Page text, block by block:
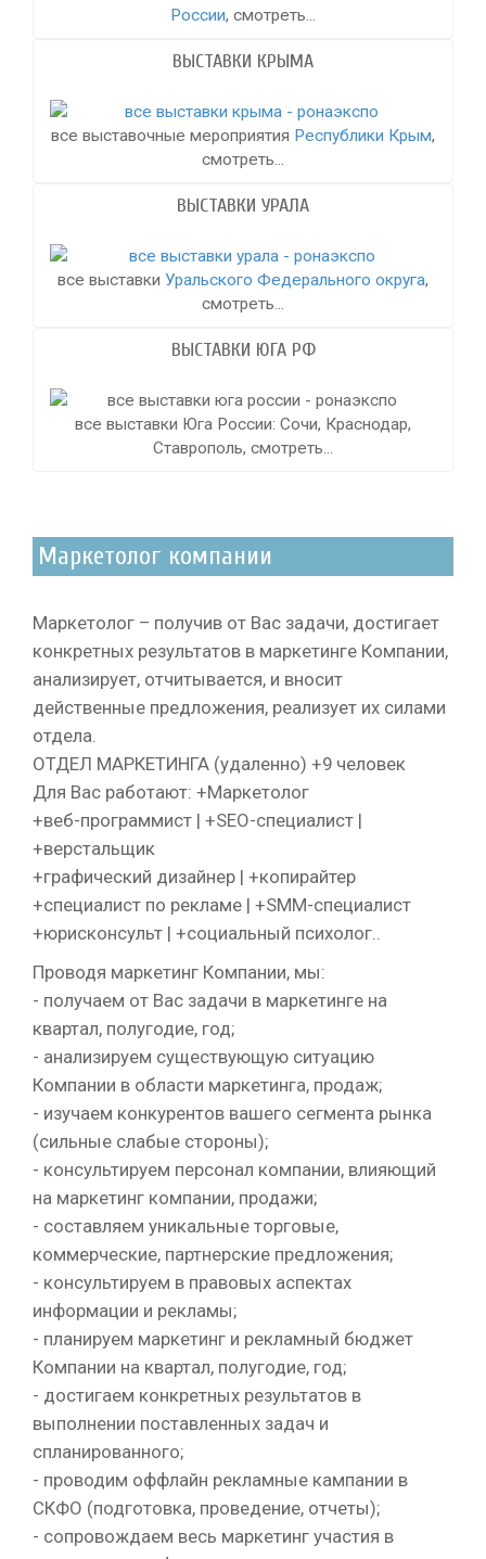
России, смотреть...
ВЫСТАВКИ КРЫМА
все выставочные мероприятия Республики Крым,
смотреть...
ВЫСТАВКИ УРАЛА
все выставки Уральского Федерального округа,
смотреть...
ВЫСТАВКИ ЮГА РФ
все выставки Юга России: Сочи, Краснодар,
Ставрополь, смотреть...
Маркетолог компании
Маркетолог – получив от Вас задачи, достигает
конкретных результатов в маркетинге Компании,
анализирует, отчитывается, и вносит
действенные предложения, реализует их силами
отдела.
ОТДЕЛ МАРКЕТИНГА (удаленно) +9 человек
Для Вас работают: +Маркетолог
+веб-программист | +SEO-специалист |
+верстальщик
+графический дизайнер | +копирайтер
+специалист по рекламе | +SMM-специалист
+юрисконсульт | +социальный психолог..
Проводя маркетинг Компании, мы:
- получаем от Вас задачи в маркетинге на
квартал, полугодие, год;
- анализируем существующую ситуацию
Компании в области маркетинга, продаж;
- изучаем конкурентов вашего сегмента рынка
(сильные слабые стороны);
- консультируем персонал компании, влияющий
на маркетинг компании, продажи;
- составляем уникальные торговые,
коммерческие, партнерские предложения;
- консультируем в правовых аспектах
информации и рекламы;
- планируем маркетинг и рекламный бюджет
Компании на квартал, полугодие, год;
- достигаем конкретных результатов в
выполнении поставленных задач и
спланированного;
- проводим оффлайн рекламные кампании в
СКФО (подготовка, проведение, отчеты);
- сопровождаем весь маркетинг участия в